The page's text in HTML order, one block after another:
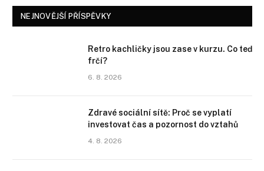
NEJNOVĚJŠÍ PŘÍSPĚVKY
Retro kachličky jsou zase v kurzu. Co teď
frčí?
6. 8. 2026
Zdravé sociální sítě: Proč se vyplatí
investovat čas a pozornost do vztahů
4. 8. 2026